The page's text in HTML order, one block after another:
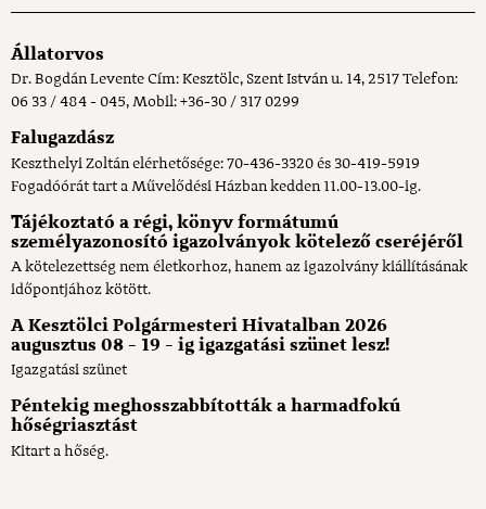
Állatorvos
Dr. Bogdán Levente Cím: Kesztölc, Szent István u. 14, 2517 Telefon:
06 33 / 484 - 045, Mobil: +36-30 / 317 0299
Falugazdász
Keszthelyi Zoltán elérhetősége: 70-436-3320 és 30-419-5919
Fogadóórát tart a Művelődési Házban kedden 11.00-13.00-ig.
Tájékoztató a régi, könyv formátumú
személyazonosító igazolványok kötelező cseréjéről
A kötelezettség nem életkorhoz, hanem az igazolvány kiállításának
időpontjához kötött.
A Kesztölci Polgármesteri Hivatalban 2026
augusztus 08 - 19 - ig igazgatási szünet lesz!
Igazgatási szünet
Péntekig meghosszabbították a harmadfokú
hőségriasztást
Kitart a hőség.